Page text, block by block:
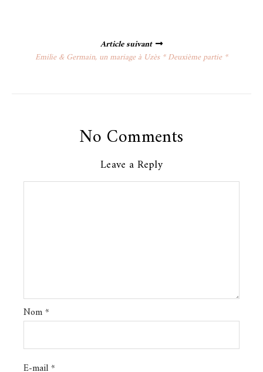
Article suivant
Emilie & Germain, un mariage à Uzès * Deuxième partie *
No Comments
Leave a Reply
Nom*
E-mail*